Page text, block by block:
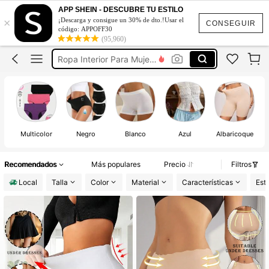
CONSEGUIR
×
APP SHEIN - DESCUBRE TU ESTILO
¡Descarga y consigue un 30% de dto.!Usar el
código: APPOFF30
(95,960)
Calzones Para Mestruacion
Calzones Menstruales
Calzones De Mujer
Ropa Interior Para Mujeres
Calzones Para Mestruacion
Calzones Menstruales
Multicolor Negro Blanco Azul Albaricoque
Recomendados Más populares Precio
Filtros
Local
Talla Color Material Características